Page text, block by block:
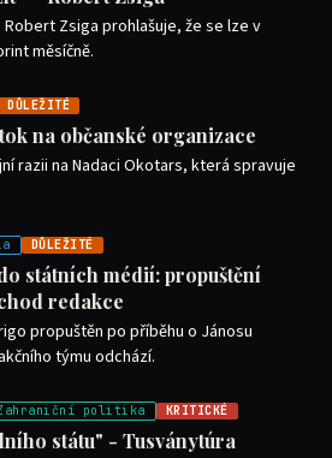
Zsiga prohlašuje, že se lze v
měsíčně.
DŮLEŽITÉ
na občanské organizace
razii na Nadaci Okotars, která spravuje
DŮLEŽITÉ
státních médií: propuštění
redakce
propuštěn po příběhu o Jánosu
týmu odchází.
politika KRITICKÉ
státu" - Tusványtúra